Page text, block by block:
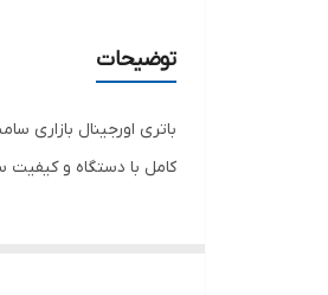
توضیحات
کامل با دستگاه و کیفیت